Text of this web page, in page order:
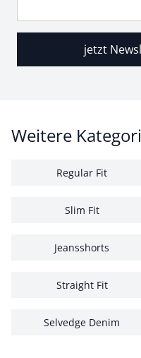
jetzt
Weitere
Regular Fit
Slim Fit
Jeansshorts
Straight Fit
Selvedge Denim